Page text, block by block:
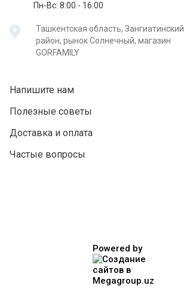
Пн-Вс: 8:00 - 16:00
Ташкентская область, Зангиатинский
район, рынок Солнечный, магазин
GORFAMILY
Напишите нам
Полезные советы
Доставка и оплата
Частые вопросы
Powered by